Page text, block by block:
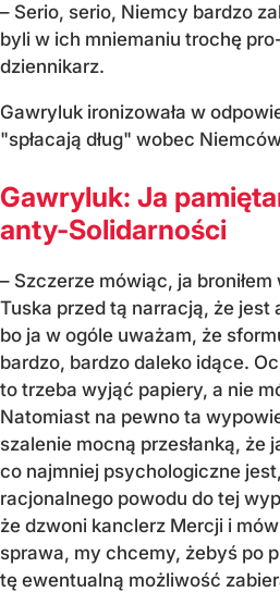
– Serio, serio, Niemcy bardzo
byli w ich mniemaniu trochę
dziennikarz.
Gawryluk ironizowała w
"spłacają dług" wobec
Gawryluk: Ja
anty-Solidarności
– Szczerze mówiąc, ja
Tuska przed tą narracją, że jest
bo ja w ogóle uważam, że
bardzo, bardzo daleko idące.
to trzeba wyjąć papiery, a nie
Natomiast na pewno ta
szalenie mocną przesłanką, że
co najmniej psychologiczne
racjonalnego powodu do tej
że dzwoni kanclerz Mercji i
sprawa, my chcemy, żebyś po
tę ewentualną możliwość